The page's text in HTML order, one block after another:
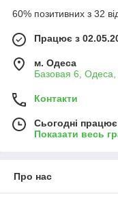
60% позитивних з 32
Працює з
м. Одеса
Базовая 6, Одеса,
Контакти
Сьогодні
Показати весь
Про нас